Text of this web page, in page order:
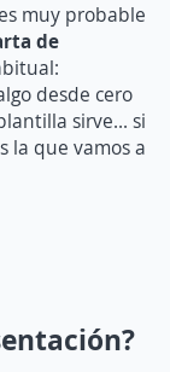
muy probable
de
desde cero
sirve… si
la que vamos a